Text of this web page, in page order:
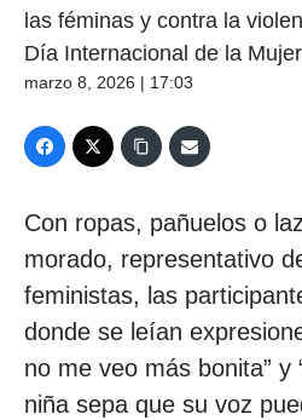
las féminas y contra la
Día Internacional de la
marzo 8, 2026 | 17:03
Con ropas, pañuelos o
morado, representativo
feministas, las
donde se leían
no me veo más bonita” y
niña sepa que su voz